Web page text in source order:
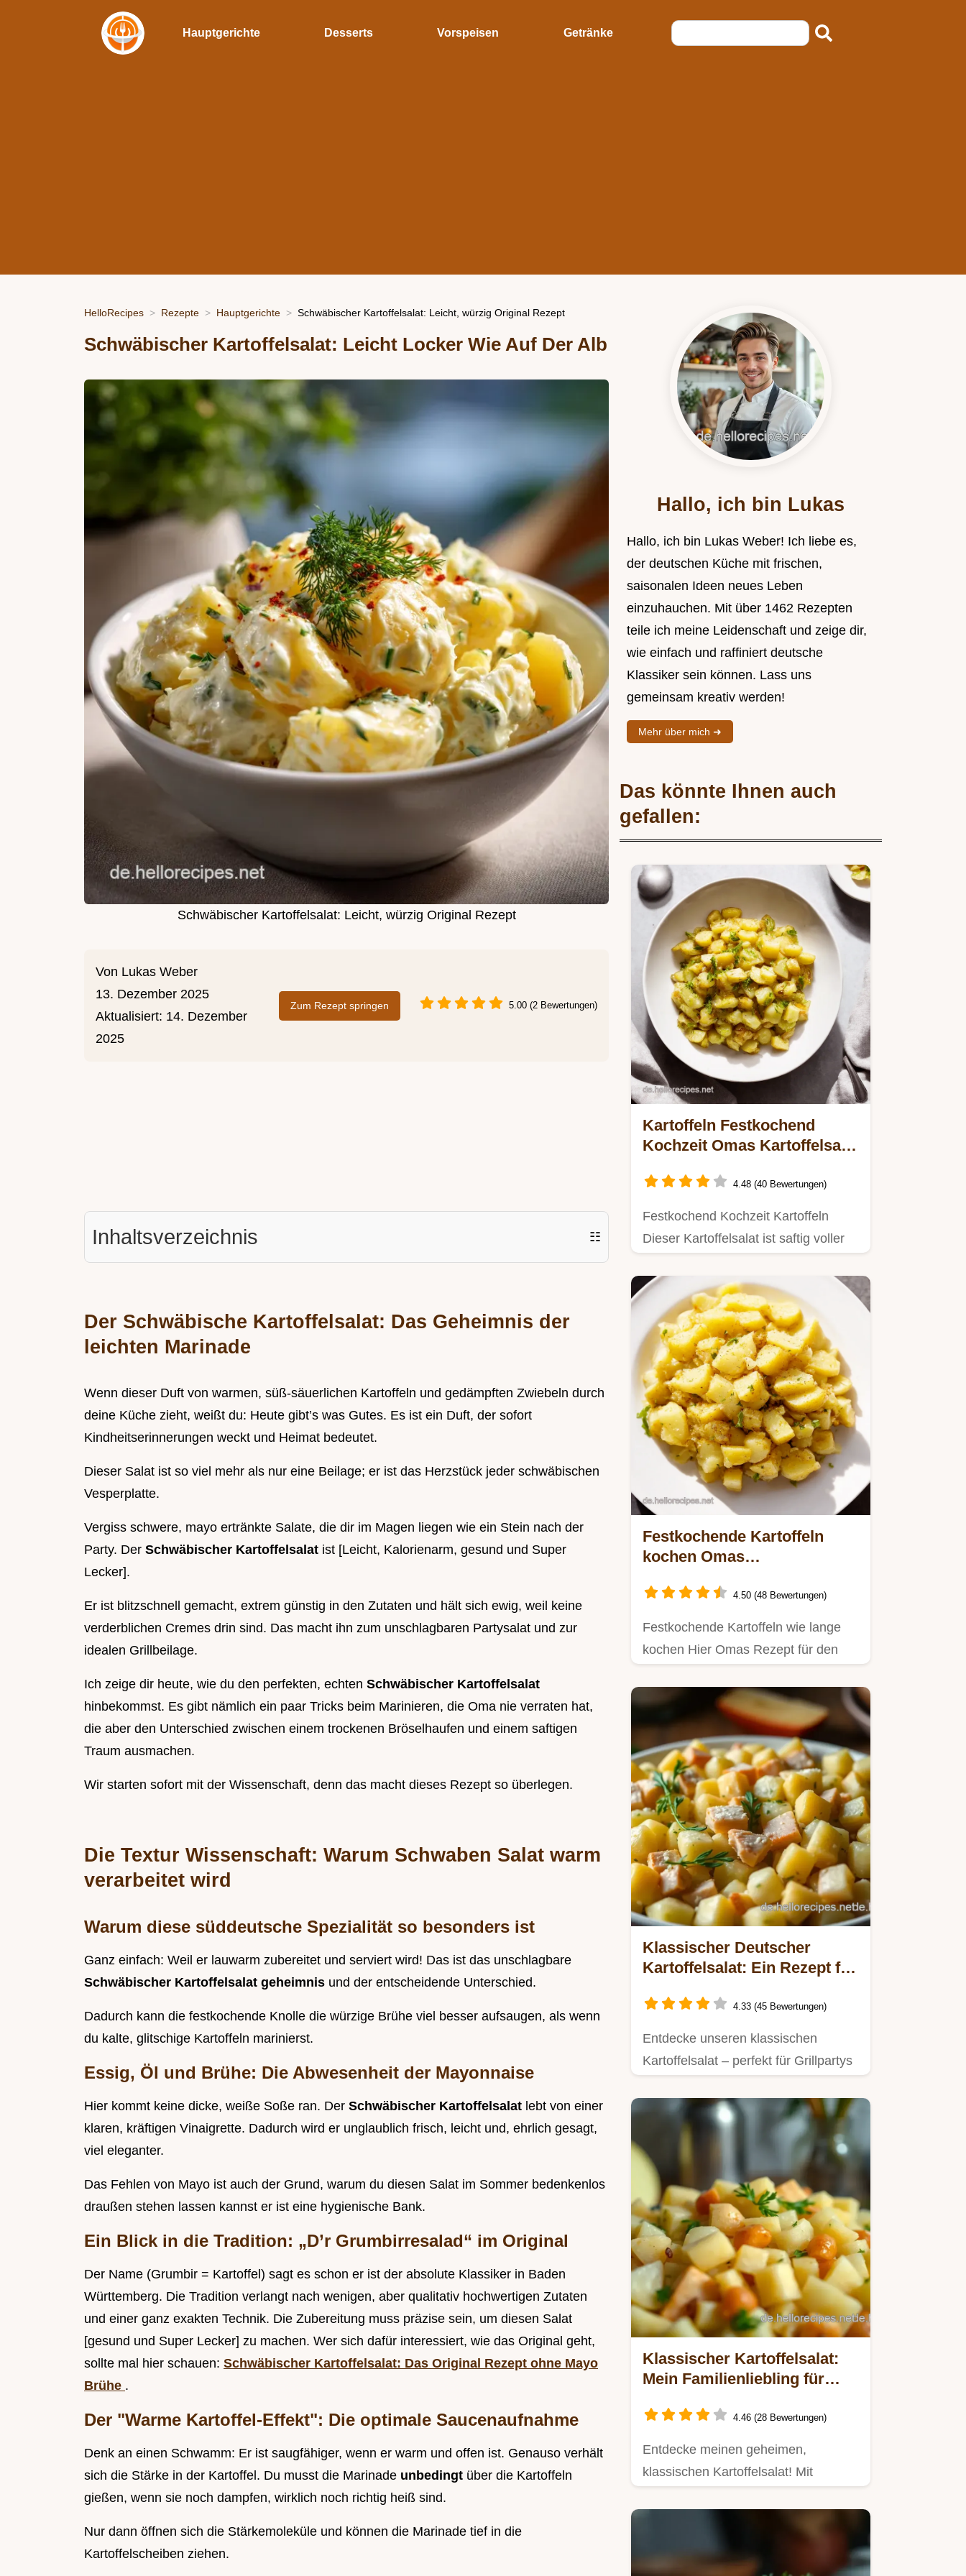
Hauptgerichte Desserts Vorspeisen Getränke
HelloRecipes Rezepte Hauptgerichte Schwäbischer Kartoffelsalat: Leicht, würzig Original Rezept
Schwäbischer Kartoffelsalat: Leicht Locker Wie Auf Der Alb
Schwäbischer Kartoffelsalat: Leicht, würzig Original Rezept
Von Lukas Weber
13. Dezember 2025
Aktualisiert: 14. Dezember
2025
Zum Rezept springen 5.00 (2 Bewertungen)
Inhaltsverzeichnis ☷
Der Schwäbische Kartoffelsalat: Das Geheimnis der
leichten Marinade
Wenn dieser Duft von warmen, süß-säuerlichen Kartoffeln und gedämpften Zwiebeln durch
deine Küche zieht, weißt du: Heute gibt’s was Gutes. Es ist ein Duft, der sofort
Kindheitserinnerungen weckt und Heimat bedeutet.
Dieser Salat ist so viel mehr als nur eine Beilage; er ist das Herzstück jeder schwäbischen
Vesperplatte.
Vergiss schwere, mayo ertränkte Salate, die dir im Magen liegen wie ein Stein nach der
Party. Der Schwäbischer Kartoffelsalat ist [Leicht, Kalorienarm, gesund und Super
Lecker].
Er ist blitzschnell gemacht, extrem günstig in den Zutaten und hält sich ewig, weil keine
verderblichen Cremes drin sind. Das macht ihn zum unschlagbaren Partysalat und zur
idealen Grillbeilage.
Ich zeige dir heute, wie du den perfekten, echten Schwäbischer Kartoffelsalat
hinbekommst. Es gibt nämlich ein paar Tricks beim Marinieren, die Oma nie verraten hat,
die aber den Unterschied zwischen einem trockenen Bröselhaufen und einem saftigen
Traum ausmachen.
Wir starten sofort mit der Wissenschaft, denn das macht dieses Rezept so überlegen.
Die Textur Wissenschaft: Warum Schwaben Salat warm
verarbeitet wird
Warum diese süddeutsche Spezialität so besonders ist
Ganz einfach: Weil er lauwarm zubereitet und serviert wird! Das ist das unschlagbare
Schwäbischer Kartoffelsalat geheimnis und der entscheidende Unterschied.
Dadurch kann die festkochende Knolle die würzige Brühe viel besser aufsaugen, als wenn
du kalte, glitschige Kartoffeln marinierst.
Essig, Öl und Brühe: Die Abwesenheit der Mayonnaise
Hier kommt keine dicke, weiße Soße ran. Der Schwäbischer Kartoffelsalat lebt von einer
klaren, kräftigen Vinaigrette. Dadurch wird er unglaublich frisch, leicht und, ehrlich gesagt,
viel eleganter.
Das Fehlen von Mayo ist auch der Grund, warum du diesen Salat im Sommer bedenkenlos
draußen stehen lassen kannst er ist eine hygienische Bank.
Ein Blick in die Tradition: „D’r Grumbirresalad“ im Original
Der Name (Grumbir = Kartoffel) sagt es schon er ist der absolute Klassiker in Baden
Württemberg. Die Tradition verlangt nach wenigen, aber qualitativ hochwertigen Zutaten
und einer ganz exakten Technik. Die Zubereitung muss präzise sein, um diesen Salat
[gesund und Super Lecker] zu machen. Wer sich dafür interessiert, wie das Original geht,
sollte mal hier schauen: Schwäbischer Kartoffelsalat: Das Original Rezept ohne Mayo
Brühe .
Der "Warme Kartoffel-Effekt": Die optimale Saucenaufnahme
Denk an einen Schwamm: Er ist saugfähiger, wenn er warm und offen ist. Genauso verhält
sich die Stärke in der Kartoffel. Du musst die Marinade unbedingt über die Kartoffeln
gießen, wenn sie noch dampfen, wirklich noch richtig heiß sind.
Nur dann öffnen sich die Stärkemoleküle und können die Marinade tief in die
Kartoffelscheiben ziehen.
Hallo, ich bin Lukas
Hallo, ich bin Lukas Weber! Ich liebe es,
der deutschen Küche mit frischen,
saisonalen Ideen neues Leben
einzuhauchen. Mit über 1462 Rezepten
teile ich meine Leidenschaft und zeige dir,
wie einfach und raffiniert deutsche
Klassiker sein können. Lass uns
gemeinsam kreativ werden!
Mehr über mich ➜
Das könnte Ihnen auch
gefallen:
Kartoffeln Festkochend
Kochzeit Omas Kartoffelsalat
4.48 (40 Bewertungen)
Festkochend Kochzeit Kartoffeln
Dieser Kartoffelsalat ist saftig voller
Festkochende Kartoffeln
kochen Omas
4.50 (48 Bewertungen)
Festkochende Kartoffeln wie lange
kochen Hier Omas Rezept für den
Klassischer Deutscher
Kartoffelsalat: Ein Rezept für
4.33 (45 Bewertungen)
Entdecke unseren klassischen
Kartoffelsalat – perfekt für Grillpartys
Klassischer Kartoffelsalat:
Mein Familienliebling für
4.46 (28 Bewertungen)
Entdecke meinen geheimen,
klassischen Kartoffelsalat! Mit